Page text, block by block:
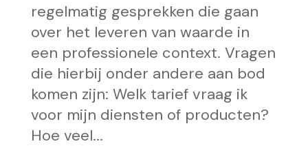
regelmatig gesprekken die gaan
over het leveren van waarde in
een professionele context. Vragen
die hierbij onder andere aan bod
komen zijn: Welk tarief vraag ik
voor mijn diensten of producten?
Hoe veel...